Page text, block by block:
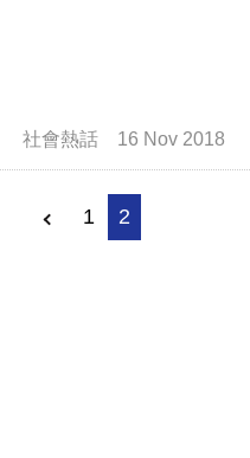
社會熱話 16 Nov 2018
1 2